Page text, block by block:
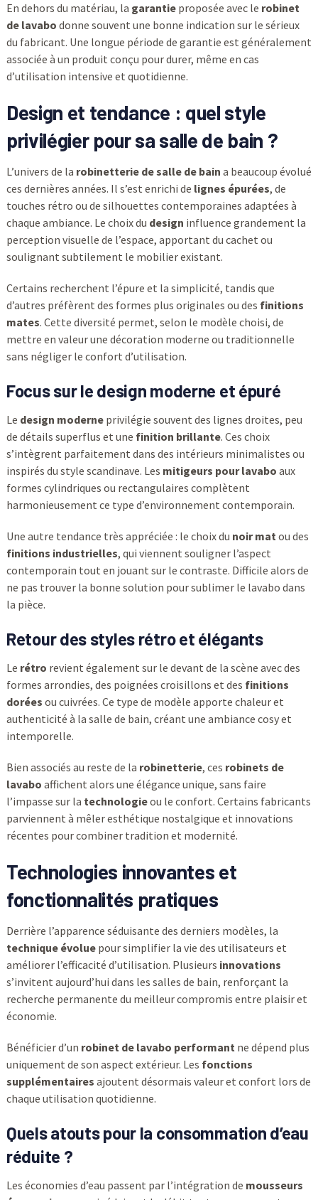
En dehors du matériau, la garantieproposée avec le robinet
de lavabo donne souvent une bonne indication sur le sérieux
du fabricant. Une longue période de garantie est généralement
associée à un produit conçu pour durer, même en cas
d’utilisation intensive et quotidienne.
Design et tendance : quel style
privilégier pour sa salle de bain ?
L’univers de la robinetterie de salle de bain a beaucoup évolué
ces dernières années. Il s’est enrichi de lignes épurées, de
touches rétro ou de silhouettes contemporaines adaptées à
chaque ambiance. Le choix du design influence grandement la
perception visuelle de l’espace, apportant du cachet ou
soulignant subtilement le mobilier existant.
Certains recherchent l’épure et la simplicité, tandis que
d’autres préfèrent des formes plus originales ou des finitions
mates. Cette diversité permet, selon le modèle choisi, de
mettre en valeur une décoration moderne ou traditionnelle
sans négliger le confort d’utilisation.
Focus sur le design moderne et épuré
Le design moderneprivilégie souvent des lignes droites, peu
de détails superflus et une finition brillante. Ces choix
s’intègrent parfaitement dans des intérieurs minimalistes ou
inspirés du style scandinave. Les mitigeurs pour lavabo aux
formes cylindriques ou rectangulaires complètent
harmonieusement ce type d’environnement contemporain.
Une autre tendance très appréciée : le choix du noir matou des
finitions industrielles, qui viennent souligner l’aspect
contemporain tout en jouant sur le contraste. Difficile alors de
ne pas trouver la bonne solution pour sublimer le lavabo dans
la pièce.
Retour des styles rétro et élégants
Le rétro revient également sur le devant de la scène avec des
formes arrondies, des poignées croisillons et des finitions
dorées ou cuivrées. Ce type de modèle apporte chaleur et
authenticité à la salle de bain, créant une ambiance cosy et
intemporelle.
Bien associés au reste de la robinetterie, ces robinets de
lavabo affichent alors une élégance unique, sans faire
l’impasse sur la technologieou le confort. Certains fabricants
parviennent à mêler esthétique nostalgique et innovations
récentes pour combiner tradition et modernité.
Technologies innovantes et
fonctionnalités pratiques
Derrière l’apparence séduisante des derniers modèles, la
technique évoluepour simplifier la vie des utilisateurs et
améliorer l’efficacité d’utilisation. Plusieurs innovations
s’invitent aujourd’hui dans les salles de bain, renforçant la
recherche permanente du meilleur compromis entre plaisir et
économie.
Bénéficier d’un robinet de lavabo performantne dépend plus
uniquement de son aspect extérieur. Les fonctions
supplémentaires ajoutent désormais valeur et confort lors de
chaque utilisation quotidienne.
Quels atouts pour la consommation d’eau
réduite ?
Les économies d’eau passent par l’intégration de mousseurs